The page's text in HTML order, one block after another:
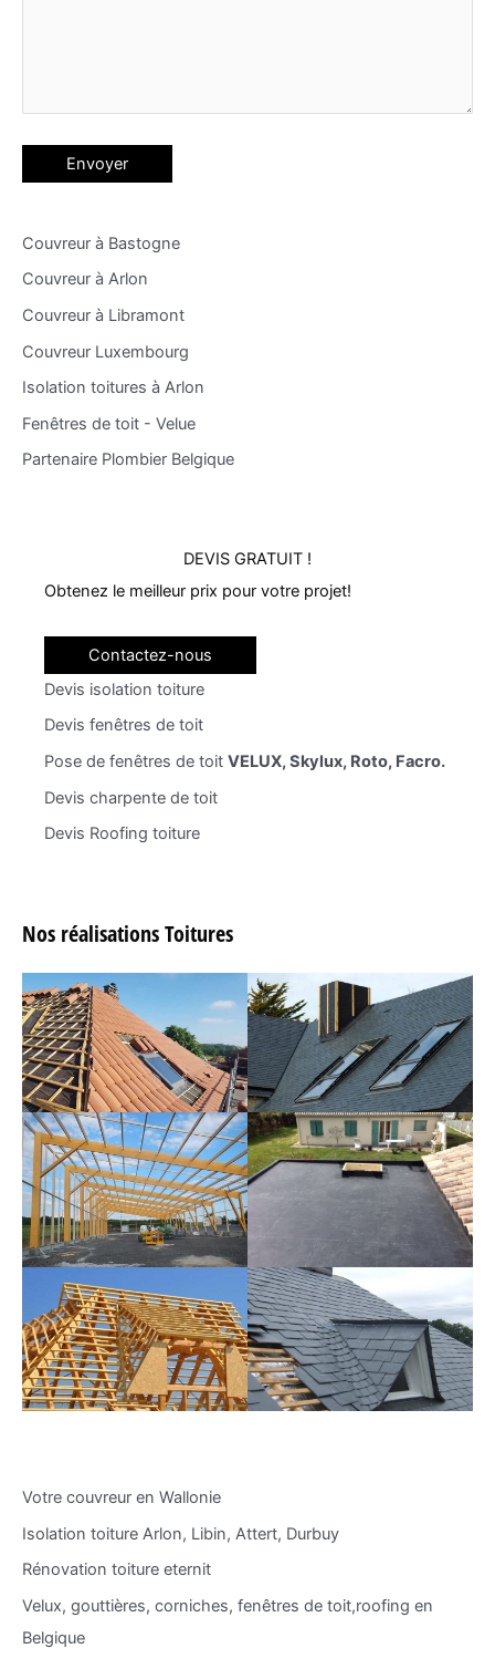
Couvreur à Bastogne
Couvreur à Arlon
Couvreur à Libramont
Couvreur Luxembourg
Isolation toitures à Arlon
Fenêtres de toit - Velue
Partenaire Plombier Belgique
DEVIS GRATUIT !
Obtenez le meilleur prix pour votre projet!
Contactez-nous
Devis isolation toiture
Devis fenêtres de toit
Pose de fenêtres de toit VELUX, Skylux, Roto, Facro.
Devis charpente de toit
Devis Roofing toiture
Nos réalisations Toitures
Votre couvreur en Wallonie
Isolation toiture Arlon, Libin, Attert, Durbuy
Rénovation toiture eternit
Velux, gouttières, corniches, fenêtres de toit,roofing en
Belgique